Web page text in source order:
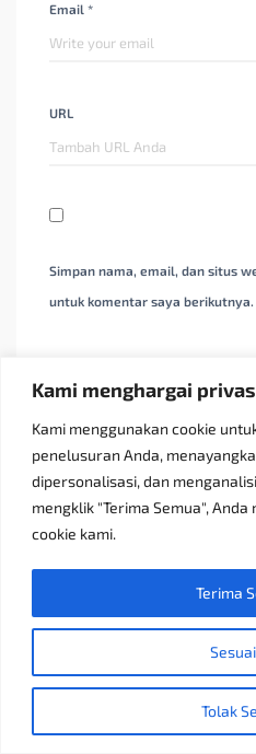
Kami menghargai
Kami menggunakan cookie
penelusuran Anda,
dipersonalisasi, dan
mengklik "Terima Semua",
cookie kami.
Tolak
Terima
Email *
URL
Simpan nama, email, dan situs
untuk komentar saya berikutnya.
Cari Artikel Blog
Topik